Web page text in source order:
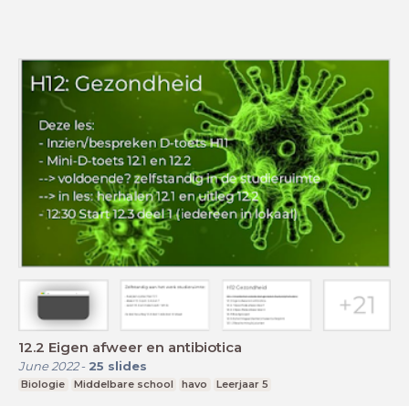
12.2 Eigen afweer en antibiotica
June 2022- 25 slides
Biologie Middelbare school havo Leerjaar 5